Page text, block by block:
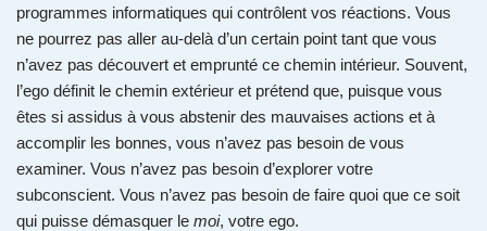
programmes informatiques qui contrôlent vos réactions. Vous
ne pourrez pas aller au-delà d’un certain point tant que vous
n’avez pas découvert et emprunté ce chemin intérieur. Souvent,
l’ego définit le chemin extérieur et prétend que, puisque vous
êtes si assidus à vous abstenir des mauvaises actions et à
accomplir les bonnes, vous n’avez pas besoin de vous
examiner. Vous n’avez pas besoin d’explorer votre
subconscient. Vous n’avez pas besoin de faire quoi que ce soit
qui puisse démasquer le moi, votre ego.